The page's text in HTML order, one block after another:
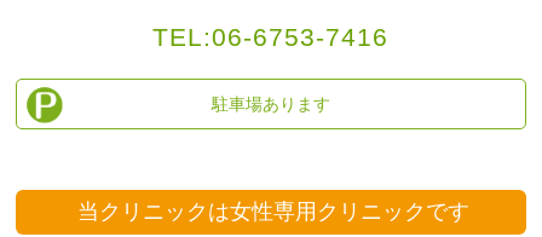
TEL:06-6753-7416
駐車場あります
当クリニックは女性専用クリニックです